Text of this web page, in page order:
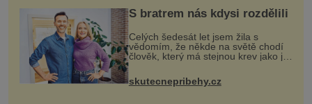
S bratrem nás kdysi rozdělili
Celých šedesát let jsem žila s
vědomím, že někde na světě chodí
člověk, který má stejnou krev jako já.
Jen jsem si už nedovedla vybavit
jeho tvář. Byli jsme ještě malí, když
jsme s mým o šest let mlad
skutecnepribehy.cz